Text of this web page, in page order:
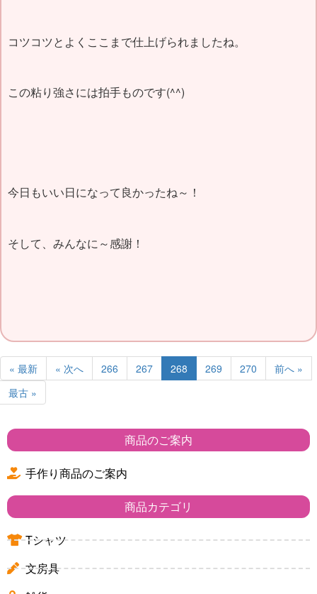
コツコツとよくここまで仕上げられましたね。
この粘り強さには拍手ものです(^^)
今日もいい日になって良かったね～！
そして、みんなに～感謝！
« 最新 « 次へ 266 267 268 269 270
前へ »
最古 »
商品のご案内
手作り商品のご案内
商品カテゴリ
Tシャツ
文房具